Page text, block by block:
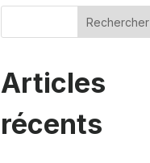
Rechercher
Articles
récents